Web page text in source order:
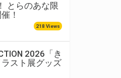
とらのあな限
！
218 Views
2026「き
スト展グッズ